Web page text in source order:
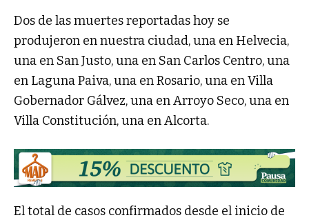
Dos de las muertes reportadas hoy se
produjeron en nuestra ciudad, una en Helvecia,
una en San Justo, una en San Carlos Centro, una
en Laguna Paiva, una en Rosario, una en Villa
Gobernador Gálvez, una en Arroyo Seco, una en
Villa Constitución, una en Alcorta.
El total de casos confirmados desde el inicio de